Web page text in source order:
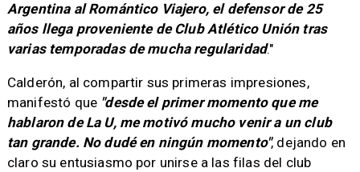
Argentina al Romántico Viajero, el defensor de 25
años llega proveniente de Club Atlético Unión tras
varias temporadas de mucha regularidad."
Calderón, al compartir sus primeras impresiones,
manifestó que "desde el primer momento que me
hablaron de La U, me motivó mucho venir a un club
tan grande. No dudé en ningún momento", dejando en
claro su entusiasmo por unirse a las filas del club